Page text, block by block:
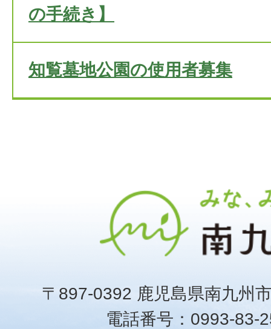
の手続き】
知覧墓地公園の使用者募集
〒897-0392 鹿児島県南九州
電話番号：0993-83-